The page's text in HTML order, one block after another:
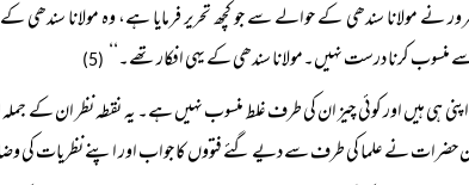
نے مولانا سندھی کے حوالے سے جو کچھ تحریر فرمایا ہے، وہ مولانا سندھی
کرنا درست نہیں۔مولانا سندھی کے یہی افکار تھے۔‘‘ (5)
اپنی ہی ہیں اور کوئی چیز ان کی طرف غلط منسوب نہیں ہے۔ یہ نقطہ نظر ان کے
ان حضرات نے علما کی طرف سے دیے گئے فتووں کا جواب اور اپنے نظریات